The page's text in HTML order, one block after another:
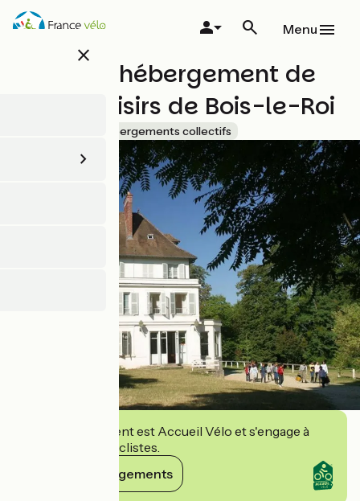
Aller
au
close
Menu
Centre d'hébergement de
l'île de loisirs de Bois-le-Roi
Hébergements collectifs
Cet établissement est Accueil Vélo et s'engage à
accueillir des cyclistes.
Voir ses engagements